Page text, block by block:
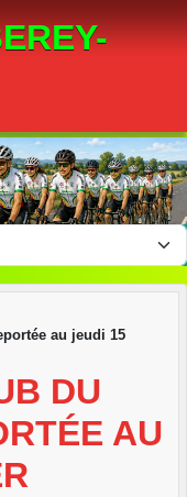
au jeudi 15
DU
AU